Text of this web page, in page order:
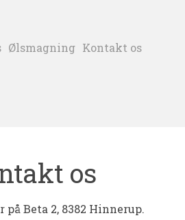
Ølsmagning Kontakt os
os
Beta 2, 8382 Hinnerup.